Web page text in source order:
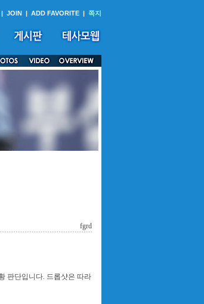
| JOIN | ADD FAVORITE | 쪽지
fgrd
판단입니다. 드롭샷은 따라